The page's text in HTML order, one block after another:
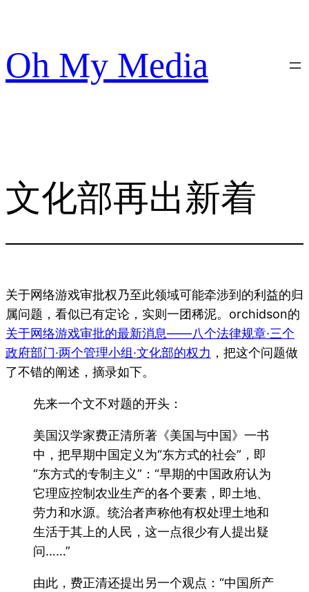
内
容
Oh My Media
文化部再出新着
关于网络游戏审批权乃至此领域可能牵涉到的利益的归
属问题，看似已有定论，实则一团稀泥。orchidson的
关于网络游戏审批的最新消息——八个法律规章·三个
政府部门·两个管理小组·文化部的权力 ，把这个问题做
了不错的阐述，摘录如下。
先来一个文不对题的开头：
美国汉学家费正清所著《美国与中国》一书
中，把早期中国定义为“东方式的社会”，即
“东方式的专制主义”：“早期的中国政府认为
它理应控制农业生产的各个要素，即土地、
劳力和水源。统治者声称他有权处理土地和
生活于其上的人民，这一点很少有人提出疑
问……”
由此，费正清还提出另一个观点：“中国所产